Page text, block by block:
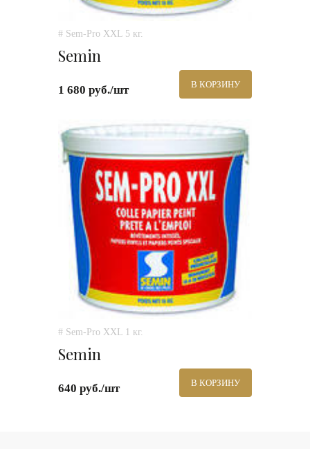
# Sem-Pro XXL 5 кг.
Semin
1 680 руб./шт В КОРЗИНУ
# Sem-Pro XXL 1 кг.
Semin
640 руб./шт В КОРЗИНУ